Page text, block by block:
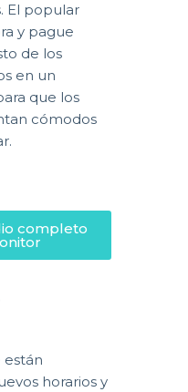
El popular
y pague
de los
en un
que los
cómodos
completo
están
horarios y